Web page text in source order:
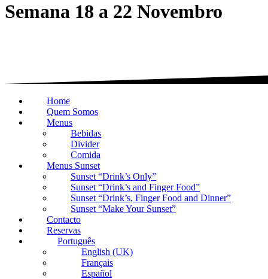
Semana 18 a 22 Novembro
Home
Quem Somos
Menus
Bebidas
Divider
Comida
Menus Sunset
Sunset “Drink’s Only”
Sunset “Drink’s and Finger Food”
Sunset “Drink’s, Finger Food and Dinner”
Sunset “Make Your Sunset”
Contacto
Reservas
Português
English (UK)
Français
Español